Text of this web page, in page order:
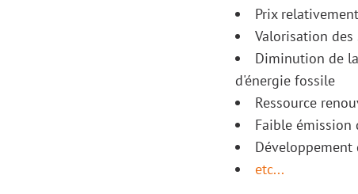
Prix
Valorisation
Diminution de
d'énergie fossile
Ressource
Faible émission
etc...